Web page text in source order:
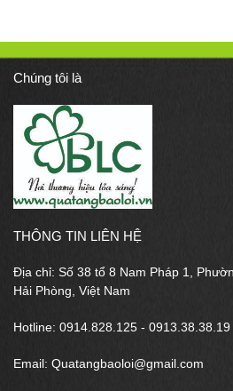
Chúng tôi là
THÔNG TIN LIÊN HỆ
Địa chỉ: Số 38 tổ 8 Nam Pháp 1,
Hải Phòng, Việt Nam
Hotline: 0914.828.125 -
Email: Quatangbaoloi@gmail.com